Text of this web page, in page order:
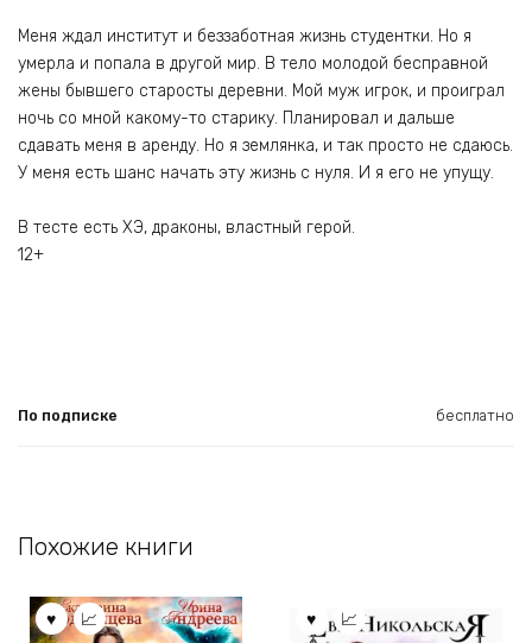
Меня ждал институт и беззаботная жизнь студентки. Но я
умерла и попала в другой мир. В тело молодой бесправной
жены бывшего старосты деревни. Мой муж игрок, и проиграл
ночь со мной какому-то старику. Планировал и дальше
сдавать меня в аренду. Но я землянка, и так просто не сдаюсь.
У меня есть шанс начать эту жизнь с нуля. И я его не упущу.
В тесте есть ХЭ, драконы, властный герой.
12+
По подписке бесплатно
Похожие книги